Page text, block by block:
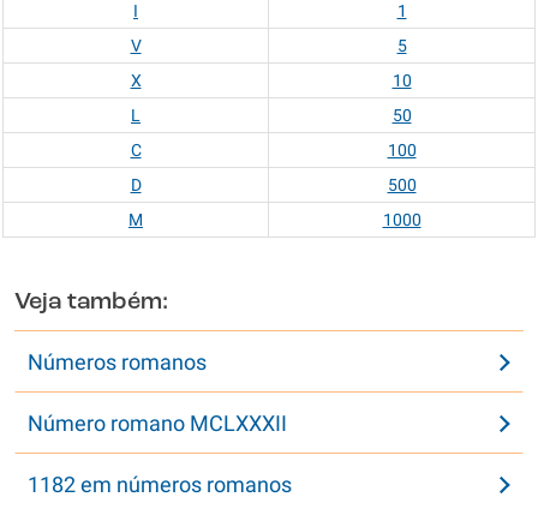
I
1
V
5
X
10
L
50
C
100
D
500
M
1000
Veja também:
Números romanos
Número romano MCLXXXII
1182 em números romanos